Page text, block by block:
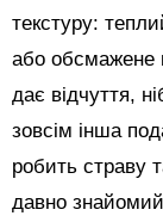
текстуру:
або обсмажене
дає відчуття,
зовсім інша
робить страву
давно